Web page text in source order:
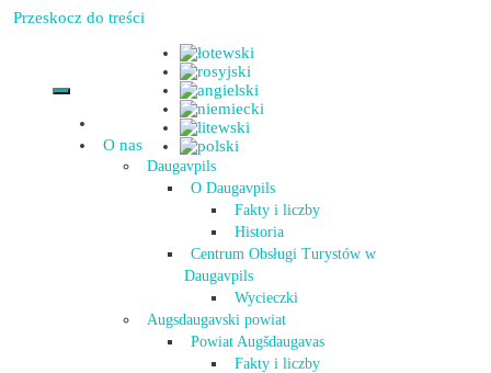
Przeskocz do treści
O nas
Daugavpils
O Daugavpils
Fakty i liczby
Historia
Centrum Obsługi Turystów w
Daugavpils
Wycieczki
Augsdaugavski powiat
Powiat Augšdaugavas
Fakty i liczby